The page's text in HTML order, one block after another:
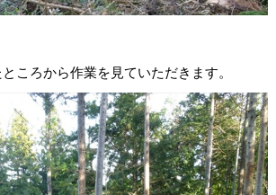
ころから作業を見ていただきます。